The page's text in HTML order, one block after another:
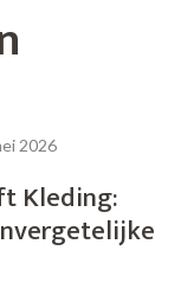
2026
Kleding: